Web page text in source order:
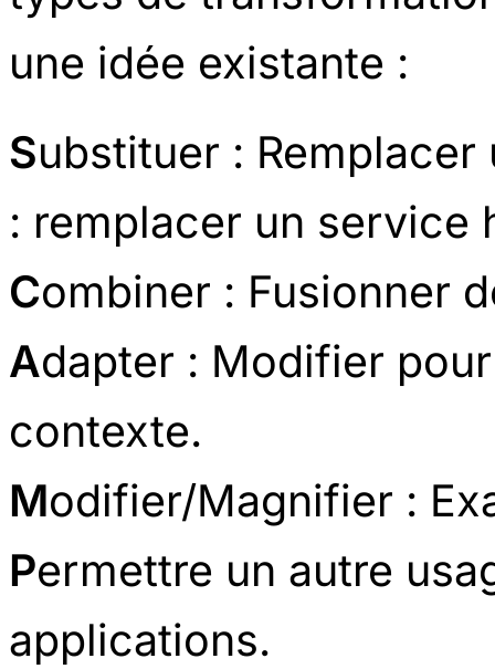
une idée existante :
Substituer :
: remplacer un service
Combiner : Fusionner
Adapter : Modifier
contexte.
Modifier/Magnifier :
Permettre un autre
applications.